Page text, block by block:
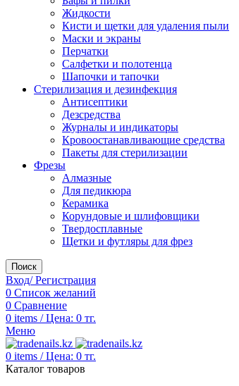
Жидкости
Кисти и щетки для удаления пыли
Маски и экраны
Перчатки
Салфетки и полотенца
Шапочки и тапочки
Стерилизация и дезинфекция
Антисептики
Дезсредства
Журналы и индикаторы
Кровоостанавливающие средства
Пакеты для стерилизации
Фрезы
Алмазные
Для педикюра
Керамика
Корундовые и шлифовщики
Твердосплавные
Щетки и футляры для фрез
Поиск
Вход/ Регистрация
0 Список желаний
0 Сравнение
0 items / Цена: 0 тг.
Меню
0 items / Цена: 0 тг.
Каталог товаров